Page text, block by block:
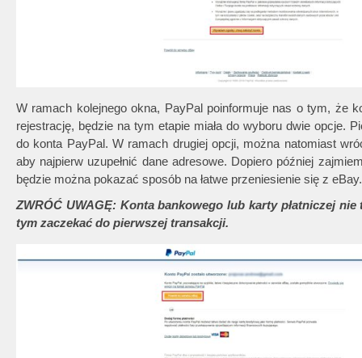
W ramach kolejnego okna, PayPal poinformuje nas o tym, że
rejestrację, będzie na tym etapie miała do wyboru dwie opcje.
do konta PayPal. W ramach drugiej opcji, można natomiast
aby najpierw uzupełnić dane adresowe. Dopiero później
będzie można pokazać sposób na łatwe przeniesienie się z
ZWRÓĆ UWAGĘ: Konta bankowego lub karty płatniczej
tym zaczekać do pierwszej transakcji.